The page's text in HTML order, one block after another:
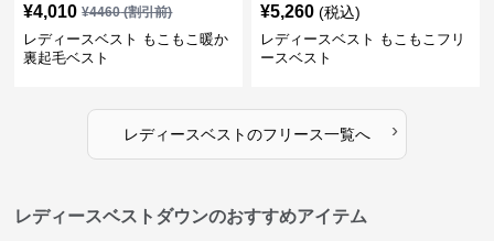
¥4,010 ¥4460(割引前)
レディースベスト もこもこ暖か
裏起毛ベスト
¥5,260 (税込)
レディースベスト もこもこフリ
ースベスト
レディースベストのフリース一覧へ ›
レディースベストダウンのおすすめアイテム